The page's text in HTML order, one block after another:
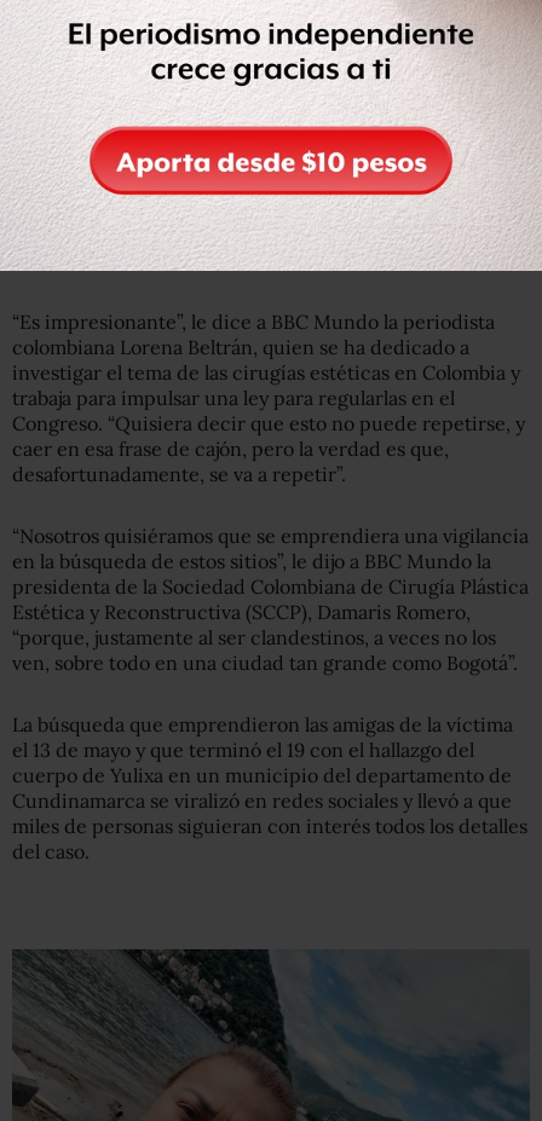
El hecho de que el centro ilegal en el que se llevó a cabo
el procedimiento por el que murió Yulixa estuviera a
plena vista en una zona popular de Bogotá y tuviera una
gran valla a la entrada anunciando el servicio de “lipólisis
laser” sin tener licencia para hacerlo ha hecho que la
gente se pregunte qué tipo de controles existen y si
efectivamente se están haciendo cumplir.
“Es impresionante”, le dice a BBC Mundo la periodista
colombiana Lorena Beltrán, quien se ha dedicado a
investigar el tema de las cirugías estéticas en Colombia y
trabaja para impulsar una ley para regularlas en el
Congreso. “Quisiera decir que esto no puede repetirse, y
caer en esa frase de cajón, pero la verdad es que,
desafortunadamente, se va a repetir”.
“Nosotros quisiéramos que se emprendiera una vigilancia
en la búsqueda de estos sitios”, le dijo a BBC Mundo la
presidenta de la Sociedad Colombiana de Cirugía Plástica
Estética y Reconstructiva (SCCP), Damaris Romero,
“porque, justamente al ser clandestinos, a veces no los
ven, sobre todo en una ciudad tan grande como Bogotá”.
La búsqueda que emprendieron las amigas de la víctima
el 13 de mayo y que terminó el 19 con el hallazgo del
cuerpo de Yulixa en un municipio del departamento de
Cundinamarca se viralizó en redes sociales y llevó a que
miles de personas siguieran con interés todos los detalles
del caso.